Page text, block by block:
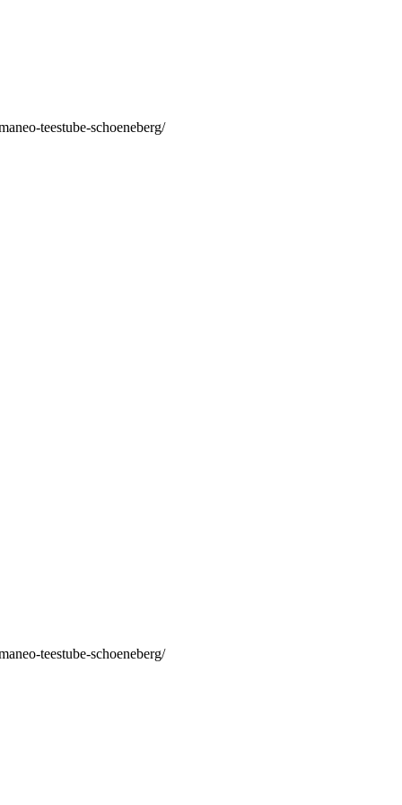
teestube-schoeneberg/
teestube-schoeneberg/